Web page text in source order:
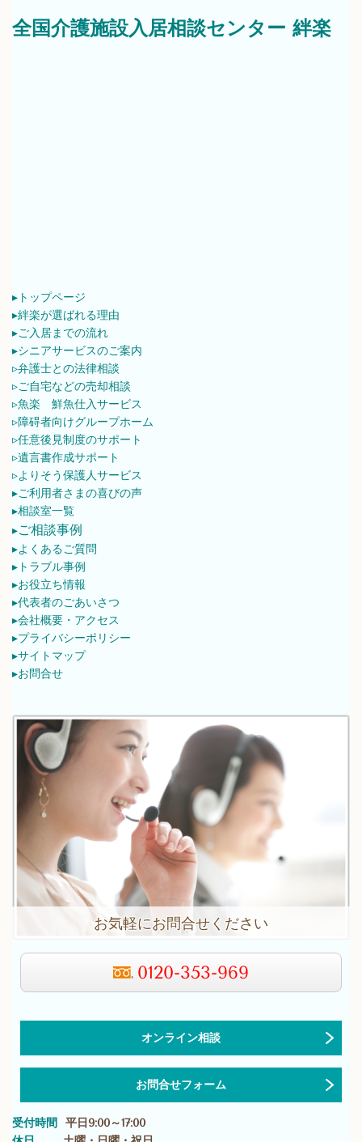
全国介護施設入居相談センター 絆楽
▸トップページ
▸絆楽が選ばれる理由
▸ご入居までの流れ
▸シニアサービスのご案内
▹弁護士との法律相談
▹ご自宅などの売却相談
▹魚楽 鮮魚仕入サービス
▹障碍者向けグループホーム
▹任意後見制度のサポート
▹遺言書作成サポート
▹よりそう保護人サービス
▸ご利用者さまの喜びの声
▸相談室一覧
▸ご相談事例
▸よくあるご質問
▸トラブル事例
▸お役立ち情報
▸代表者のごあいさつ
▸会社概要・アクセス
▸プライバシーポリシー
▸サイトマップ
▸お問合せ
お気軽にお問合せください
0120-353-969
オンライン相談
お問合せフォーム
受付時間
平日9:00～17:00